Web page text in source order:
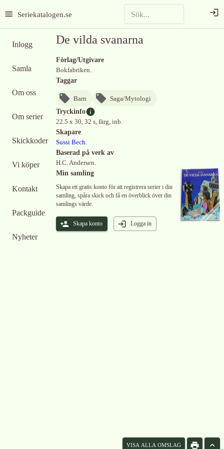
Seriekatalogen.se
Inlogg
Samla
Om oss
Om serier
Skickkoder
Vi köper
Kontakt
Packguide
Nyheter
De vilda svanarna
Förlag/Utgivare
Bokfabriken.
Taggar
Barn
Saga/Mytologi
Tryckinfo
22.5 x 30, 32 s, färg, inb.
Skapare
Sussi Bech.
Baserad på verk av
H.C. Andersen.
Min samling
Skapa ett gratis konto för att registrera serier i din
samling, spåra skick och få en överblick över din
samlings värde.
Skapa konto Logga in
VISA ALLA OMSLAG